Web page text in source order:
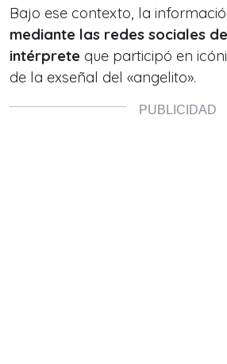
Bajo ese contexto, la
mediante las redes sociales
intérprete que participó en
de la exseñal del «angelito».